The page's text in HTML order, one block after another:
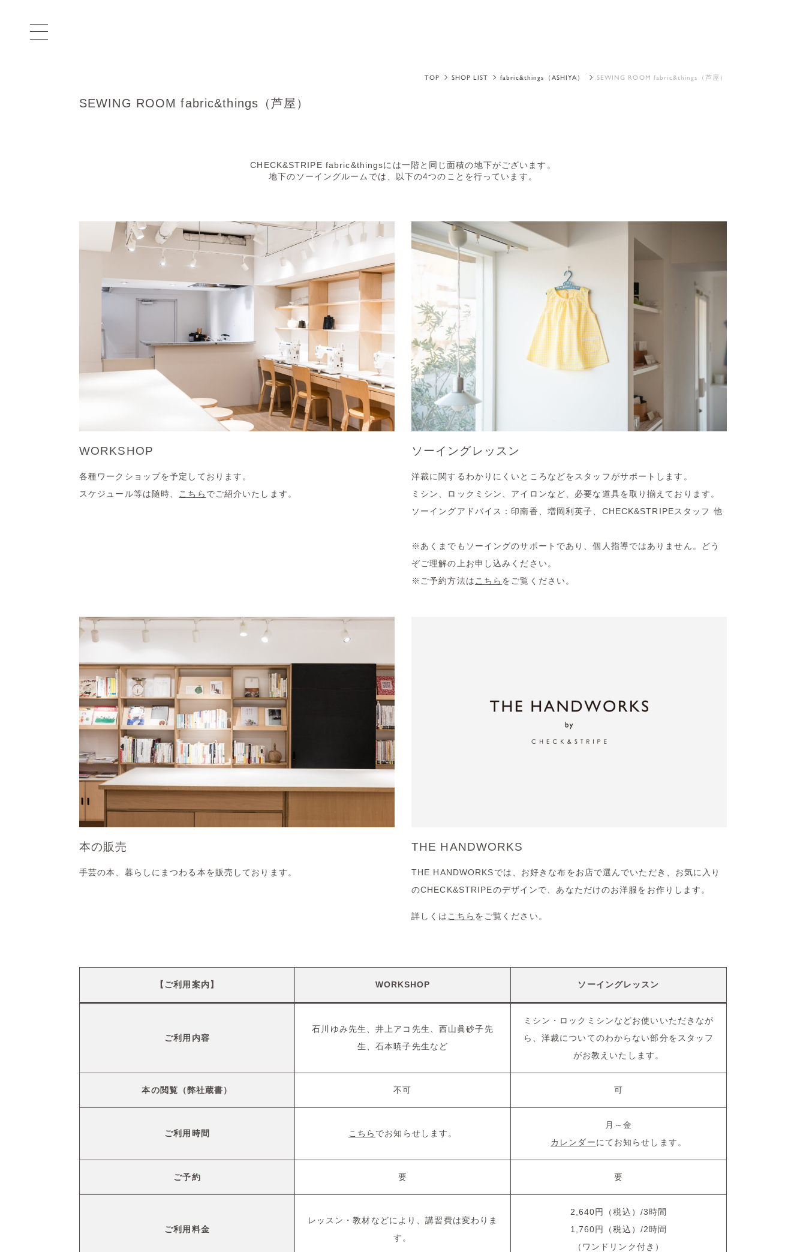
TOP SHOP LIST fabric&things（ASHIYA） SEWING ROOM fabric&things（芦屋）
SEWING ROOM fabric&things（芦屋）
CHECK&STRIPE fabric&thingsには一階と同じ面積の地下がございます。
地下のソーイングルームでは、以下の4つのことを行っています。
WORKSHOP
各種ワークショップを予定しております。
スケジュール等は随時、 こちら でご紹介いたします。
ソーイングレッスン
洋裁に関するわかりにくいところなどをスタッフがサポートします。
ミシン、ロックミシン、アイロンなど、必要な道具を取り揃えております。
ソーイングアドバイス：印南香、増岡利英子、CHECK&STRIPEスタッフ 他
※あくまでもソーイングのサポートであり、個人指導ではありません。どう
ぞご理解の上お申し込みください。
※ご予約方法はこちら をご覧ください。
本の販売
手芸の本、暮らしにまつわる本を販売しております。
THE HANDWORKS
THE HANDWORKSでは、お好きな布をお店で選んでいただき、お気に入り
のCHECK&STRIPEのデザインで、あなただけのお洋服をお作りします。
詳しくは こちら をご覧ください。
【ご利用案内】 WORKSHOP ソーイングレッスン
ご利用内容
石川ゆみ先生、井上アコ先生、西山眞砂子先
生、石本暁子先生など
ミシン・ロックミシンなどお使いいただきなが
ら、洋裁についてのわからない部分をスタッフ
がお教えいたします。
本の閲覧（弊社蔵書） 不可 可
ご利用時間 こちら でお知らせします。
月～金
カレンダーにてお知らせします。
ご予約 要 要
ご利用料金
レッスン・教材などにより、講習費は変わりま
す。
2,640円（税込）/3時間
1,760円（税込）/2時間
（ワンドリンク付き）